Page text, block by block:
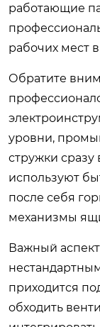
работающие
рабочих мест
Обратите
уровни,
стружки
используют
после себя
механизмы
Важный
приходится
обходить